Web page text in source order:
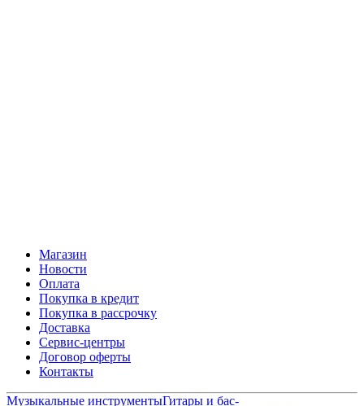
Магазин
Новости
Оплата
Покупка в кредит
Покупка в рассрочку
Доставка
Сервис-центры
Договор оферты
Контакты
Музыкальные инструментыГитары и бас-